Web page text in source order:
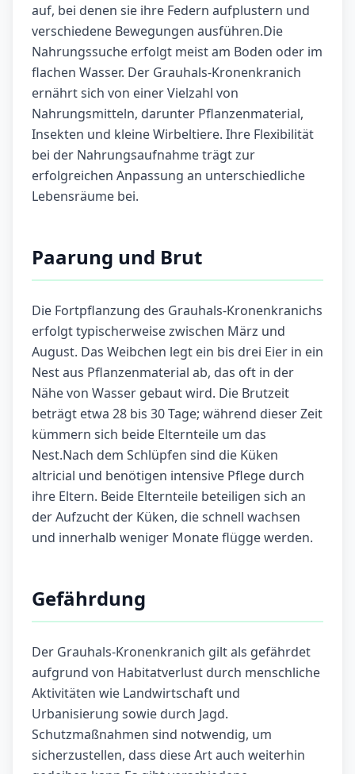
auf, bei denen sie ihre Federn aufplustern und
verschiedene Bewegungen ausführen.Die
Nahrungssuche erfolgt meist am Boden oder im
flachen Wasser. Der Grauhals-Kronenkranich
ernährt sich von einer Vielzahl von
Nahrungsmitteln, darunter Pflanzenmaterial,
Insekten und kleine Wirbeltiere. Ihre Flexibilität
bei der Nahrungsaufnahme trägt zur
erfolgreichen Anpassung an unterschiedliche
Lebensräume bei.
Paarung und Brut
Die Fortpflanzung des Grauhals-Kronenkranichs
erfolgt typischerweise zwischen März und
August. Das Weibchen legt ein bis drei Eier in ein
Nest aus Pflanzenmaterial ab, das oft in der
Nähe von Wasser gebaut wird. Die Brutzeit
beträgt etwa 28 bis 30 Tage; während dieser Zeit
kümmern sich beide Elternteile um das
Nest.Nach dem Schlüpfen sind die Küken
altricial und benötigen intensive Pflege durch
ihre Eltern. Beide Elternteile beteiligen sich an
der Aufzucht der Küken, die schnell wachsen
und innerhalb weniger Monate flügge werden.
Gefährdung
Der Grauhals-Kronenkranich gilt als gefährdet
aufgrund von Habitatverlust durch menschliche
Aktivitäten wie Landwirtschaft und
Urbanisierung sowie durch Jagd.
Schutzmaßnahmen sind notwendig, um
sicherzustellen, dass diese Art auch weiterhin